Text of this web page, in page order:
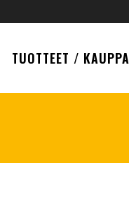
TUOTTEET / KAUPPA